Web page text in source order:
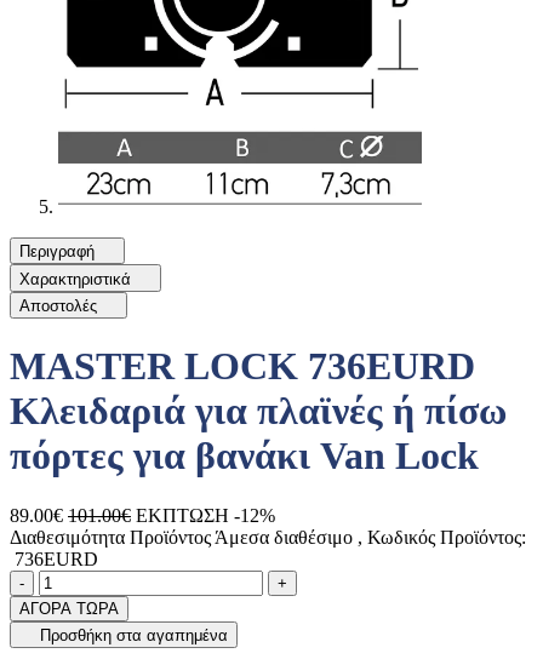
Περιγραφή
Χαρακτηριστικά
Αποστολές
MASTER LOCK 736EURD
Κλειδαριά για πλαϊνές ή πίσω
πόρτες για βανάκι Van Lock
89.00€ 101.00€ ΕΚΠΤΩΣΗ -12%
Διαθεσιμότητα Προϊόντος Άμεσα διαθέσιμο , Κωδικός Προϊόντος:
736EURD
Ποσότητα
-product.increase.quantity +
ΑΓΟΡΑ ΤΩΡΑ
Προσθήκη στα αγαπημένα